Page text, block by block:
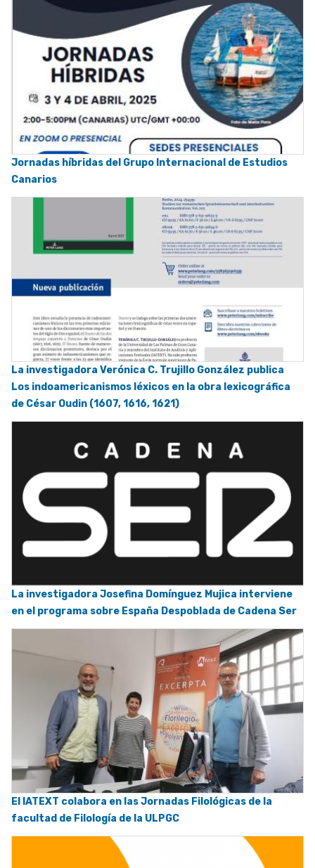
Jornadas híbridas del Grupo Internacional de Estudios
Canarios
La investigadora Verónica C. Trujillo González publica
Los indoamericanismos léxicos en la obra lexicográfica
de César Oudin (1607, 1616, 1621)
La investigadora Josefina Domínguez Mujica interviene
en el programa sobre España Despoblada de Cadena Ser
El IATEXT colabora en las Jornadas Filológicas de la
facultad de Filología de la ULPGC